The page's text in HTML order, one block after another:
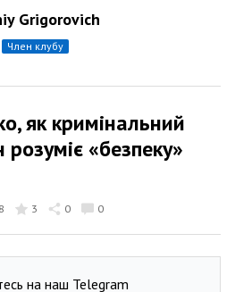
Grigorovich
член клубу
як кримінальний
«безпеку»
3 0 0
на наш Telegram